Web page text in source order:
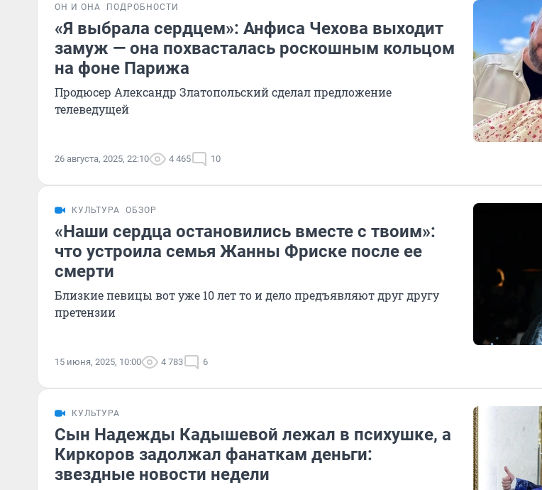
ОН И ОНА ПОДРОБНОСТИ
«Я выбрала сердцем»: Анфиса Чехова выходит
замуж — она похвасталась роскошным кольцом
на фоне Парижа
Продюсер Александр Златопольский сделал предложение
телеведущей
26 августа, 2025, 22:10 4 465 10
КУЛЬТУРА ОБЗОР
«Наши сердца остановились вместе с твоим»:
что устроила семья Жанны Фриске после ее
смерти
Близкие певицы вот уже 10 лет то и дело предъявляют друг другу
претензии
15 июня, 2025, 10:00 4 783 6
КУЛЬТУРА
Сын Надежды Кадышевой лежал в психушке, а
Киркоров задолжал фанаткам деньги:
звездные новости недели